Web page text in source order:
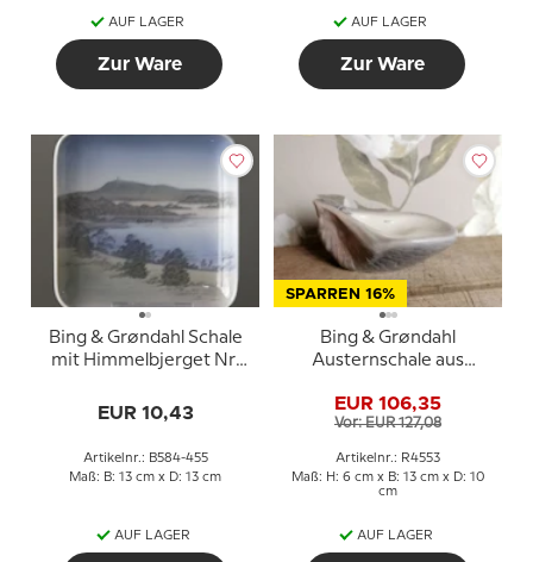
AUF LAGER
Zur Ware
AUF LAGER
Zur Ware
Bing & Grøndahl Schale
mit Himmelbjerget Nr.
EUR 10,43
Artikelnr.: B584-455
Maß: B: 13 cm x D: 13 cm
AUF LAGER
SPARREN 16%
Bing & Grøndahl
Austernschale aus
EUR 106,35
Vor: EUR 127,08
Artikelnr.: R4553
Maß: H: 6 cm x B: 13 cm x D: 10
cm
AUF LAGER